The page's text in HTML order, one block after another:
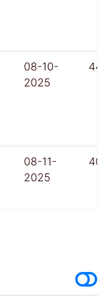
08-10-
2025
08-11-
2025